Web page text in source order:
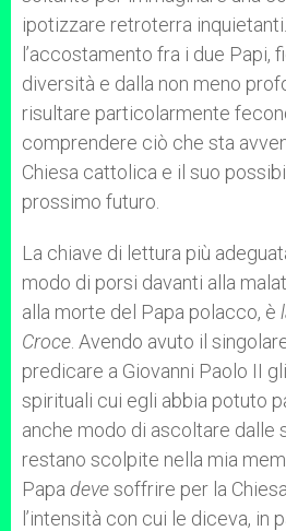
ipotizzare retroterra
l’accostamento fra i due Papi,
diversità e dalla non meno
risultare particolarmente
comprendere ciò che sta
Chiesa cattolica e il suo
prossimo futuro.
La chiave di lettura più
modo di porsi davanti alla
alla morte del Papa polacco, è
Croce . Avendo avuto il
predicare a Giovanni Paolo II
spirituali cui egli abbia potuto
anche modo di ascoltare dalle
restano scolpite nella mia
Papa devesoffrire per la
l’intensità con cui le diceva, in